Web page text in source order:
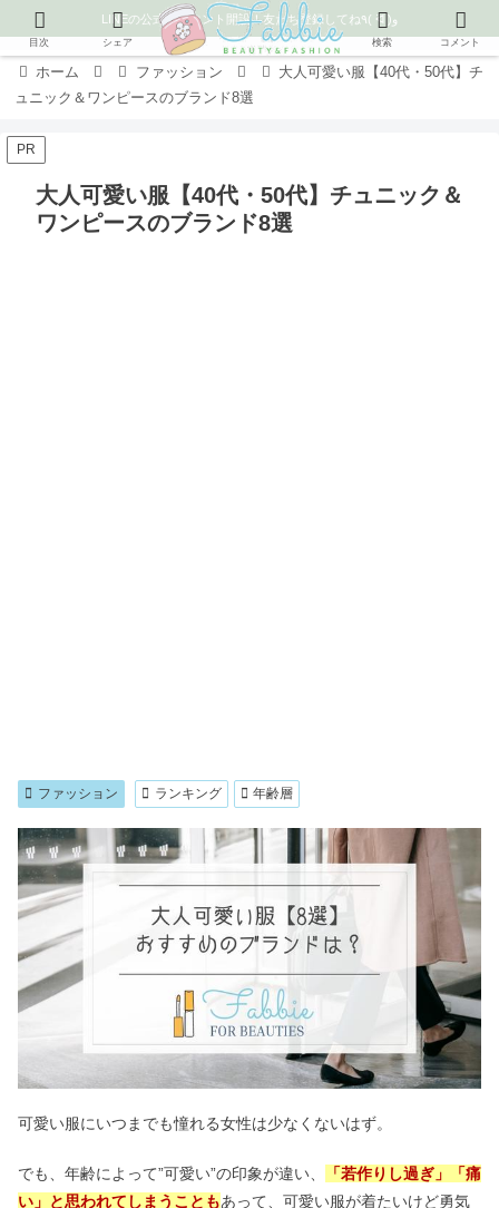
LINEの公式アカウント開設！友だち登録してね٩( ᐛ )و
ホーム ファッション
大人可愛い服【40代・50代】チ
ュニック＆ワンピースのブランド8選
PR
大人可愛い服【40代・50代】チュニック＆
ワンピースのブランド8選
ファッション ランキング 年齢層
可愛い服にいつまでも憧れる女性は少なくないはず。
でも、年齢によって”可愛い”の印象が違い、
「若作りし過ぎ」「痛
い」と思われてしまうこともあって、可愛い服が着たいけど勇気
目次 シェア 検索 コメント